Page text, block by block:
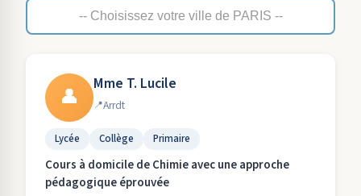
👤 Mme T. Lucile
Arrdt
Lycée Collège Primaire
Cours à domicile de Chimie avec une approche
pédagogique éprouvée